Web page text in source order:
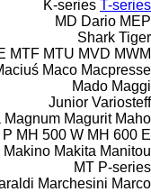
K-series T-series
MD Dario MEP
Shark Tiger
MTF MTU MVD MWM
Maco Macpresse
Mado Maggi
Junior Variosteff
Magnum Magurit Maho
P MH 500 W MH 600 E
Makino Makita Manitou
MT P-series
Marchesini Marco